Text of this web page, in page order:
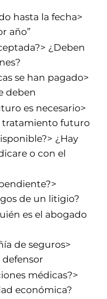
hasta la fecha>
año”
¿Deben
se han pagado>
deben
es necesario>
tratamiento futuro
¿Hay
o con el
de un litigio?
es el abogado
de seguros>
médicas?>
económica?